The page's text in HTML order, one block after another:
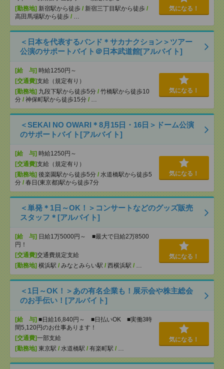
[勤務地] 新宿駅から徒歩 / 新宿三丁目駅から徒歩 /
高田馬場駅から徒歩 / …
気になる！
＜日本を代表するバンド＊サカナクション＞ツアー
公演のサポートバイト＠日本武道館[アルバイト]
[給 与] 時給1250円～
[交通費]支給（規定有り）
[勤務地] 九段下駅から徒歩5分 / 竹橋駅から徒歩10
分 / 神保町駅から徒歩15分 / …
気になる！
＜SEKAI NO OWARI＊8月15日・16日＞ドーム公演
のサポートバイト[アルバイト]
[給 与] 時給1250円～
[交通費]支給（規定有り）
[勤務地] 後楽園駅から徒歩5分 / 水道橋駅から徒歩5
分 / 春日(東京都)駅から徒歩7分
気になる！
＜単発＊1日～OK！＞コンサートなどのグッズ販売
スタッフ＊[アルバイト]
[給 与] 日給1万5000円～ ■最大で日給2万8500
円！
[交通費]交通費規定支給
[勤務地] 横浜駅 / みなとみらい駅 / 西横浜駅 / …
気になる！
＜1日～OK！＞あの有名企業も！展示会や株主総会
のお手伝い！[アルバイト]
[給 与] ■日給16,840円～ ■日払いOK ■実働3時
間5,120円のお仕事あります！
[交通費]一部支給
[勤務地] 東京駅 / 水道橋駅 / 有楽町駅 / …
気になる！